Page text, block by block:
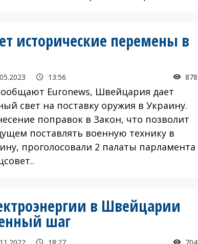
исторические перемены в
13:56 878
Euronews, Швейцария дает
свет на поставку оружия в Украину.
поправок в Закон, что позволит
поставлять военную технику в
проголосовали 2 палаты парламента
в Швейцарии
шаг